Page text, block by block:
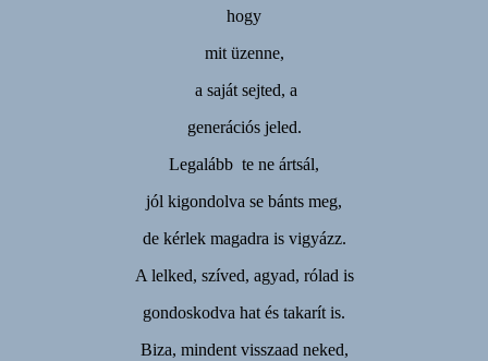
hogy
mit üzenne,
a saját sejted, a
generációs jeled.
Legalább te ne ártsál,
jól kigondolva se bánts meg,
de kérlek magadra is vigyázz.
A lelked, szíved, agyad, rólad is
gondoskodva hat és takarít is.
Biza, mindent visszaad neked,